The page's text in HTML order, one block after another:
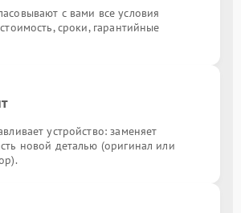
с вами все условия
сроки, гарантийные
устройство: заменяет
новой деталью (оригинал или